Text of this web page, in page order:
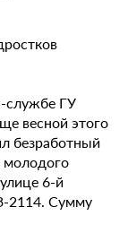
службе ГУ
весной этого
безработный
6-й
2114. Сумму